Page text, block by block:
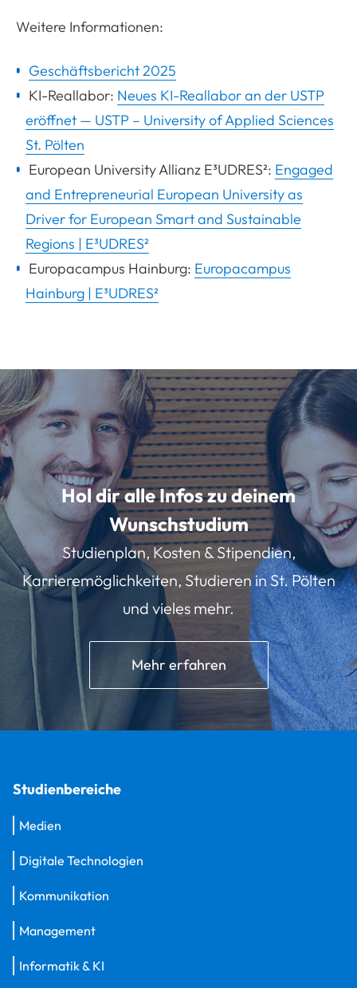
Weitere Informationen:
Geschäftsbericht 2025
KI-Reallabor: Neues KI-Reallabor an der USTP
eröffnet — USTP – University of Applied Sciences
St. Pölten
European University Allianz E³UDRES²: Engaged
and Entrepreneurial European University as
Driver for European Smart and Sustainable
Regions | E³UDRES²
Europacampus Hainburg: Europacampus
Hainburg | E³UDRES²
Hol dir alle Infos zu deinem
Wunschstudium
Studienplan, Kosten & Stipendien,
Karrieremöglichkeiten, Studieren in St. Pölten
und vieles mehr.
Mehr erfahren
Studienbereiche
Medien
Digitale Technologien
Kommunikation
Management
Informatik & KI